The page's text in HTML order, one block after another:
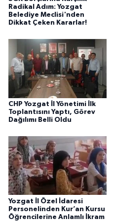
Radikal Adım: Yozgat
Belediye Meclisi'nden
Dikkat Çeken Kararlar!
CHP Yozgat İl Yönetimi İlk
Toplantısını Yaptı, Görev
Dağılımı Belli Oldu
Yozgat İl Özel İdaresi
Personelinden Kur’an Kursu
Öğrencilerine Anlamlı İkram